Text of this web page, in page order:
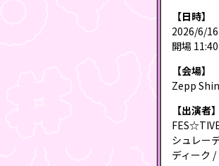
【日時】
2026/6/16
開場
【会場】
Zepp
【出演者】
シュレー
ディーク